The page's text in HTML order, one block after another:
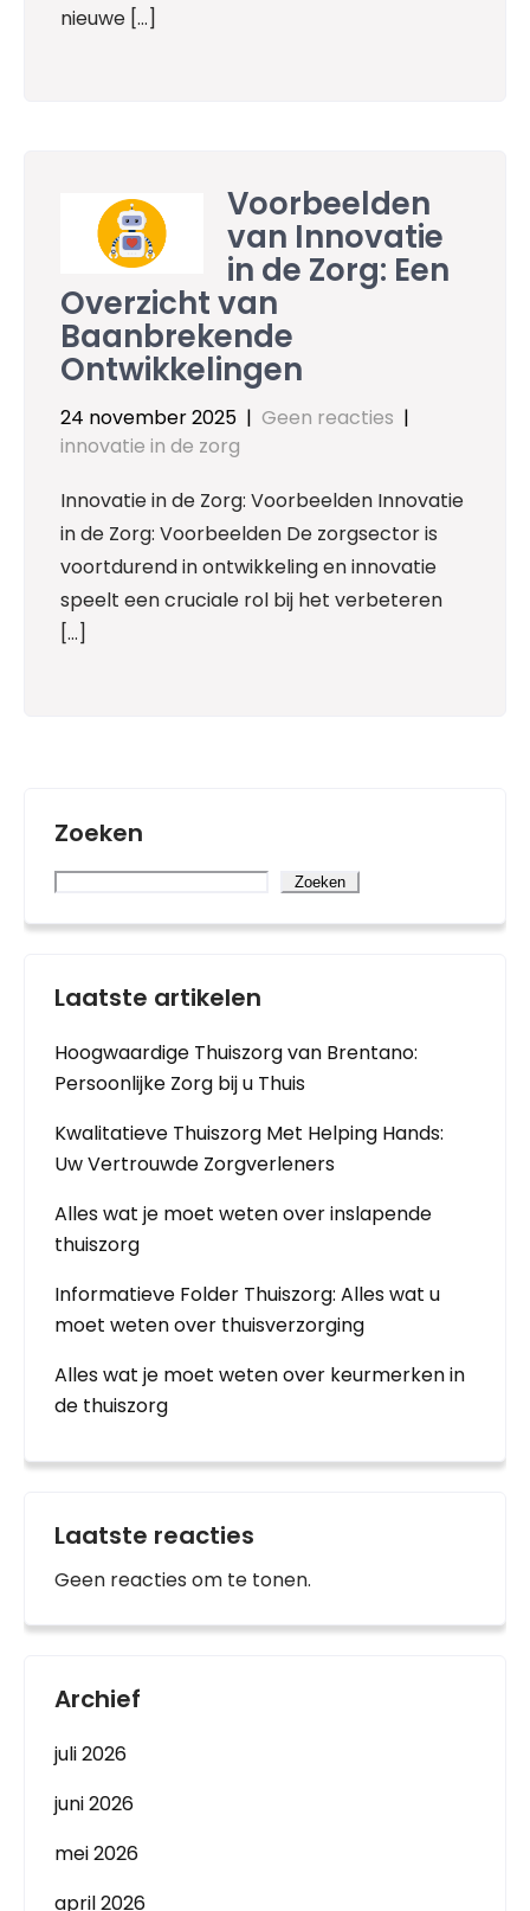
nieuwe […]
Voorbeelden
van Innovatie
in de Zorg: Een
Overzicht van
Baanbrekende
Ontwikkelingen
24 november 2025 | Geen reacties |
innovatie in de zorg
Innovatie in de Zorg: Voorbeelden Innovatie
in de Zorg: Voorbeelden De zorgsector is
voortdurend in ontwikkeling en innovatie
speelt een cruciale rol bij het verbeteren
[…]
Zoeken
Zoeken
Laatste artikelen
Hoogwaardige Thuiszorg van Brentano:
Persoonlijke Zorg bij u Thuis
Kwalitatieve Thuiszorg Met Helping Hands:
Uw Vertrouwde Zorgverleners
Alles wat je moet weten over inslapende
thuiszorg
Informatieve Folder Thuiszorg: Alles wat u
moet weten over thuisverzorging
Alles wat je moet weten over keurmerken in
de thuiszorg
Laatste reacties
Geen reacties om te tonen.
Archief
juli 2026
juni 2026
mei 2026
april 2026